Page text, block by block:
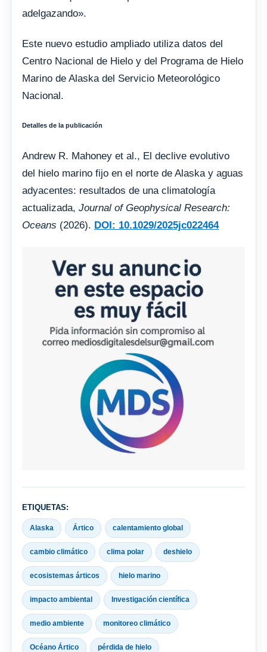
adelgazando».
Este nuevo estudio ampliado utiliza datos del
Centro Nacional de Hielo y del Programa de Hielo
Marino de Alaska del Servicio Meteorológico
Nacional.
Detalles de la publicación
Andrew R. Mahoney et al., El declive evolutivo
del hielo marino fijo en el norte de Alaska y aguas
adyacentes: resultados de una climatología
actualizada, Journal of Geophysical Research:
Oceans (2026). DOI: 10.1029/2025jc022464
ETIQUETAS:
Alaska Ártico calentamiento global
cambio climático clima polar deshielo
ecosistemas árticos hielo marino
impacto ambiental Investigación científica
medio ambiente monitoreo climático
Océano Ártico pérdida de hielo